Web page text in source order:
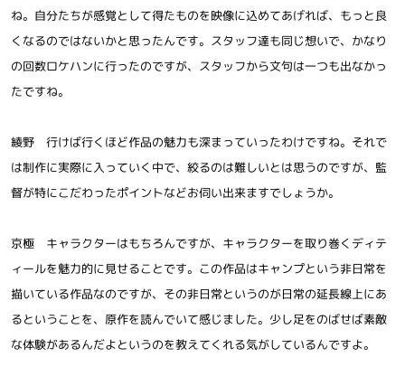
ね。自分たちが感覚として得たものを映像に込めてあげれば、もっと良
くなるのではないかと思ったんです。スタッフ達も同じ想いで、かなり
の回数ロケハンに行ったのですが、スタッフから文句は一つも出なかっ
たですね。
綾野 行けば行くほど作品の魅力も深まっていったわけですね。それで
は制作に実際に入っていく中で、絞るのは難しいとは思うのですが、監
督が特にこだわったポイントなどお伺い出来ますでしょうか。
京極 キャラクターはもちろんですが、キャラクターを取り巻くディテ
ィールを魅力的に見せることです。この作品はキャンプという非日常を
描いている作品なのですが、その非日常というのが日常の延長線上にあ
るということを、原作を読んでいて感じました。少し足をのばせば素敵
な体験があるんだよというのを教えてくれる気がしているんですよ。